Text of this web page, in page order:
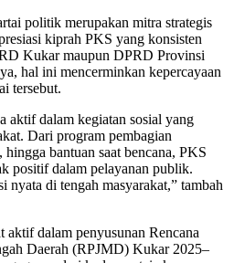
politik merupakan mitra strategis
kiprah PKS yang konsisten
Kukar maupun DPRD Provinsi
hal ini mencerminkan kepercayaan
tersebut.
aktif dalam kegiatan sosial yang
Dari program pembagian
hingga bantuan saat bencana, PKS
positif dalam pelayanan publik.
nyata di tengah masyarakat,” tambah
dalam penyusunan Rencana
Daerah (RPJMD) Kukar 2025–